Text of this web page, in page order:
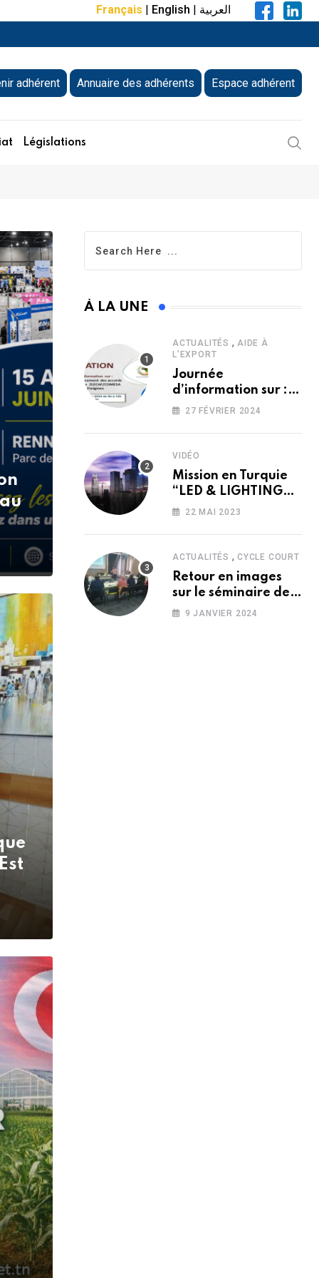
Français | English | العربية
adhérent Annuaire des adhérents Espace adhérent
Législations
À LA UNE
ACTUALITÉS , AIDE À
L’EXPORT
Journée
d’information sur :
?’?́??? ?’??????????
???????????
??????/?????? ??
??? ??̀????
?’???????
27 FÉVRIER 2024
VIDÉO
Mission en Turquie
“LED & LIGHTING
2016″”ELECTRONIST
22 MAI 2023
ACTUALITÉS , CYCLE COURT
Retour en images
sur le séminaire de
Formation “Loi de
9 JANVIER 2024